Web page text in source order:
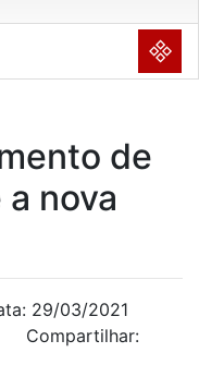
NULL
de
nova
29/03/2021
Compartilhar: